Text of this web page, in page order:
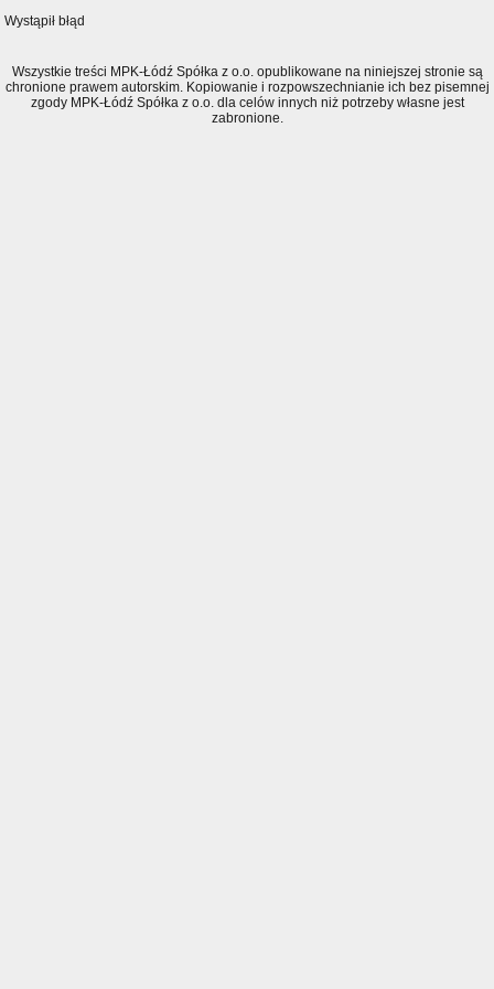
Wystąpił błąd
Wszystkie treści MPK-Łódź Spółka z o.o. opublikowane na niniejszej stronie są
chronione prawem autorskim. Kopiowanie i rozpowszechnianie ich bez pisemnej
zgody MPK-Łódź Spółka z o.o. dla celów innych niż potrzeby własne jest
zabronione.